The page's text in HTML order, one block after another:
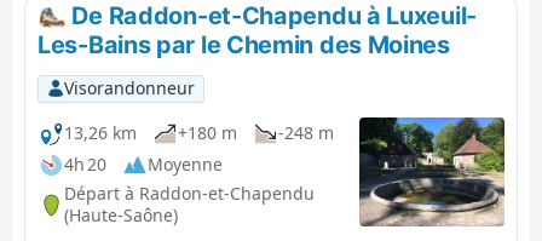
De Raddon-et-Chapendu à Luxeuil-
Les-Bains par le Chemin des Moines
Visorandonneur
13,26 km
+180 m
-248 m
4h 20
Moyenne
Départ à Raddon-et-Chapendu
(Haute-Saône)